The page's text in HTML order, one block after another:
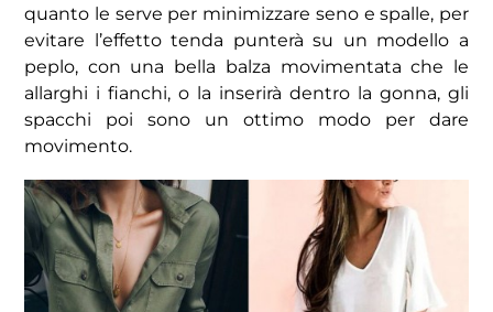
quanto le serve per minimizzare seno e spalle, per
evitare l’effetto tenda punterà su un modello a
peplo, con una bella balza movimentata che le
allarghi i fianchi, o la inserirà dentro la gonna, gli
spacchi poi sono un ottimo modo per dare
movimento.